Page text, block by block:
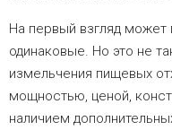
На первый взгляд может
одинаковые. Но это не
измельчения пищевых
мощностью, ценой,
наличием